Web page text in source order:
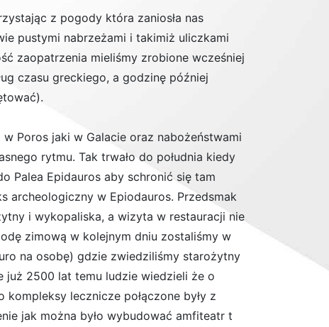
z pogody która zaniosła nas
pustymi nabrzeżami i takimiż uliczkami
zaopatrzenia mieliśmy zrobione wcześniej
czasu greckiego, a godzinę później
Poros jaki w Galacie oraz nabożeństwami
rytmu. Tak trwało do południa kiedy
Palea Epidauros aby schronić się tam
w Epiodauros. Przedsmak
i wykopaliska, a wizyta w restauracji nie
zimową w kolejnym dniu zostaliśmy w
na osobę) gdzie zwiedziliśmy starożytny
już 2500 lat temu ludzie wiedzieli że o
lecznicze połączone były z
jak można było wybudować amfiteatr t